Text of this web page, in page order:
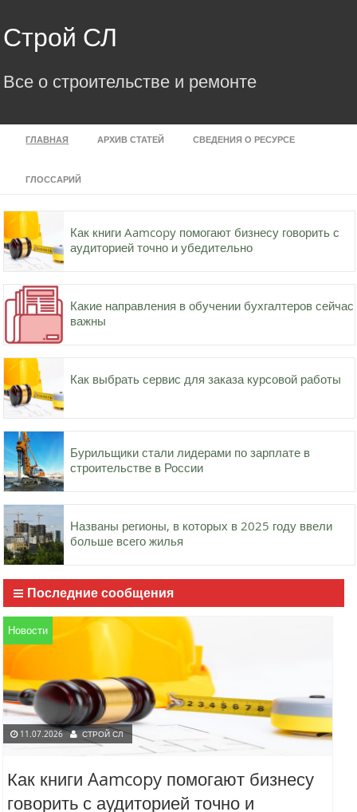
to
content
Строй СЛ
Все о строительстве и ремонте
ГЛАВНАЯ АРХИВ СТАТЕЙ СВЕДЕНИЯ О РЕСУРСЕ
ГЛОССАРИЙ
Как книги Aamcopy помогают бизнесу говорить с
аудиторией точно и убедительно
Какие направления в обучении бухгалтеров сейчас
важны
Как выбрать сервис для заказа курсовой работы
Бурильщики стали лидерами по зарплате в
строительстве в России
Названы регионы, в которых в 2025 году ввели
больше всего жилья
Последние сообщения
Новости
11.07.2026 СТРОЙ СЛ
Как книги Aamcopy помогают бизнесу
говорить с аудиторией точно и